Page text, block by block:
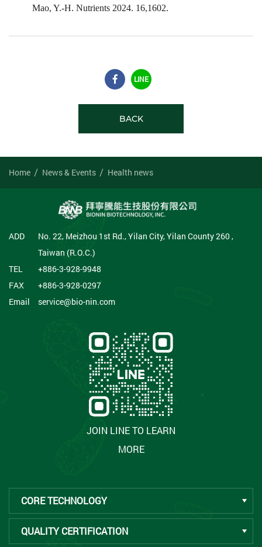
Mao, Y.-H. Nutrients 2024. 16,1602.
LINE
BACK
Home News & Events Health news
ADD
No. 22, Meizhou 1st Rd., Yilan City, Yilan County 260 ,
Taiwan (R.O.C.)
TEL
+886-3-928-9948
FAX
+886-3-928-0297
Email
service@bio-nin.com
JOIN LINE TO LEARN
MORE
CORE TECHNOLOGY
QUALITY CERTIFICATION